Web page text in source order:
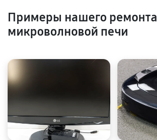
Примеры нашего ремонта
микроволновой печи